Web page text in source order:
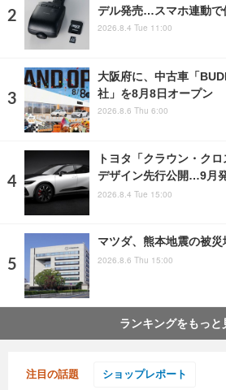
デル発売…スマホ連動で
2026.8.4 Tue 11:00
大阪府に、中古車「
社」を8月8日オープン
2026.8.6 Thu 6:00
トヨタ「クラウン・ク
デザイン先行公開…9月
2026.8.4 Tue 15:00
マツダ、熊本地震の被
2026.8.6 Thu 15:00
ランキングをもっと
注目の話題 ショップレポート